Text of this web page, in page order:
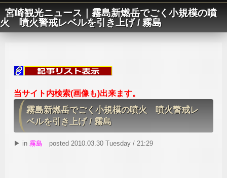
宮崎観光ニュース｜霧島新燃岳でごく小規模の噴
火 噴火警戒レベルを引き上げ / 霧島
当サイト内検索(画像も)出来ます。
霧島新燃岳でごく小規模の噴火 噴火警戒レ
ベルを引き上げ / 霧島
▶ in霧島 posted 2010.03.30 Tuesday / 21:29